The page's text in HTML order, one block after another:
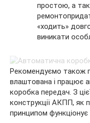
простою, а
«ходить»
виникати
Рекомендуємо також
влаштована і працює
коробка передач. З
конструкції АКПП, як
принципом